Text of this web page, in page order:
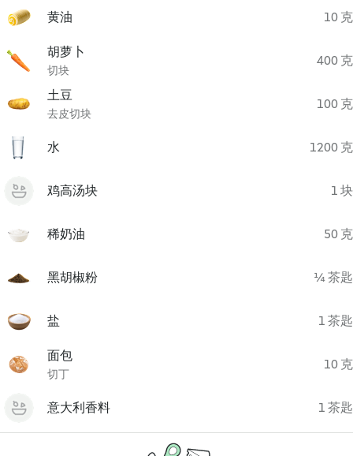
黄油 10 克
胡萝卜
切块
400 克
土豆
去皮切块
100 克
水 1200 克
鸡高汤块 1 块
稀奶油 50 克
黑胡椒粉 ¼ 茶匙
盐 1 茶匙
面包
切丁
10 克
意大利香料 1 茶匙